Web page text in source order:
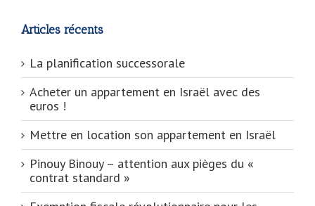
Articles récents
La planification successorale
Acheter un appartement en Israël avec des
euros !
Mettre en location son appartement en Israël
Pinouy Binouy – attention aux pièges du «
contrat standard »